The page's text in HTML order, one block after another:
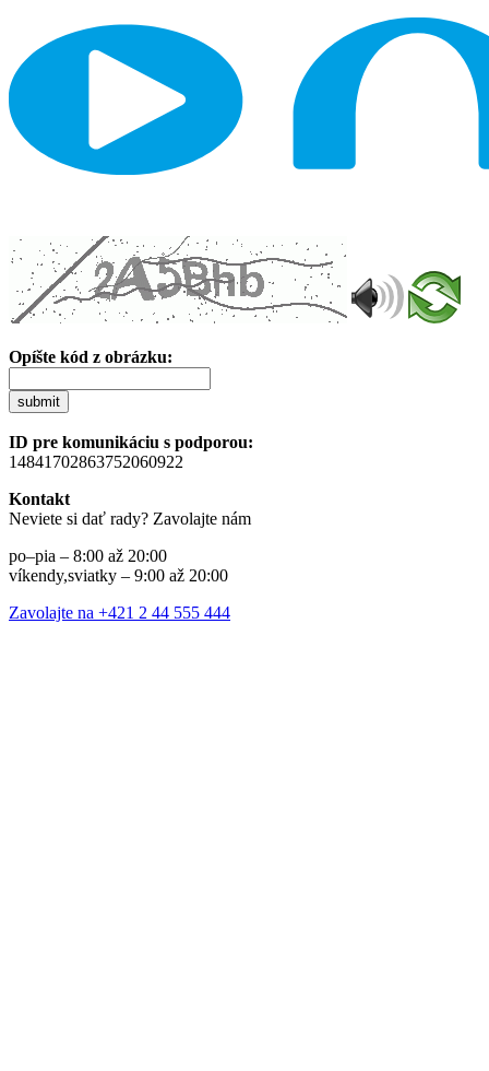
Opíšte kód z obrázku:
submit
ID pre komunikáciu s podporou:
14841702863752060922
Kontakt
Neviete si dať rady? Zavolajte nám
po–pia – 8:00 až 20:00
víkendy,sviatky – 9:00 až 20:00
Zavolajte na +421 2 44 555 444